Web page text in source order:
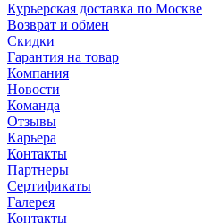
Курьерская доставка по Москве
Возврат и обмен
Скидки
Гарантия на товар
Компания
Новости
Команда
Отзывы
Карьера
Контакты
Партнеры
Сертификаты
Галерея
Контакты